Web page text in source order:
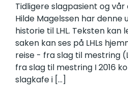
Tidligere slagpasient og
Hilde Magelssen har
historie til LHL. Teksten kan
saken kan ses på LHLs
reise - fra slag til mestring
fra slag til mestring I 2016
slagkafe i [...]